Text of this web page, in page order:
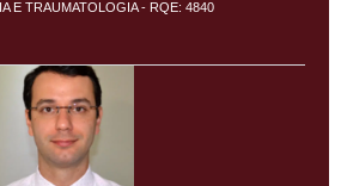
E TRAUMATOLOGIA - RQE: 4840